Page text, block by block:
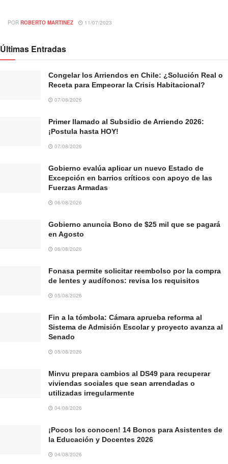
POR ROBERTO MARTINEZ 11/07/2023
Últimas Entradas
Congelar los Arriendos en Chile: ¿Solución Real o
Receta para Empeorar la Crisis Habitacional?
07/08/2026
Primer llamado al Subsidio de Arriendo 2026:
¡Postula hasta HOY!
07/08/2026
Gobierno evalúa aplicar un nuevo Estado de
Excepción en barrios críticos con apoyo de las
Fuerzas Armadas
06/08/2026
Gobierno anuncia Bono de $25 mil que se pagará
en Agosto
06/08/2026
Fonasa permite solicitar reembolso por la compra
de lentes y audífonos: revisa los requisitos
05/08/2026
Fin a la tómbola: Cámara aprueba reforma al
Sistema de Admisión Escolar y proyecto avanza al
Senado
05/08/2026
Minvu prepara cambios al DS49 para recuperar
viviendas sociales que sean arrendadas o
utilizadas irregularmente
04/08/2026
¡Pocos los conocen! 14 Bonos para Asistentes de
la Educación y Docentes 2026
04/08/2026